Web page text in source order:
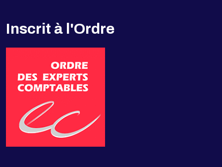
Inscrit à l'Ordre